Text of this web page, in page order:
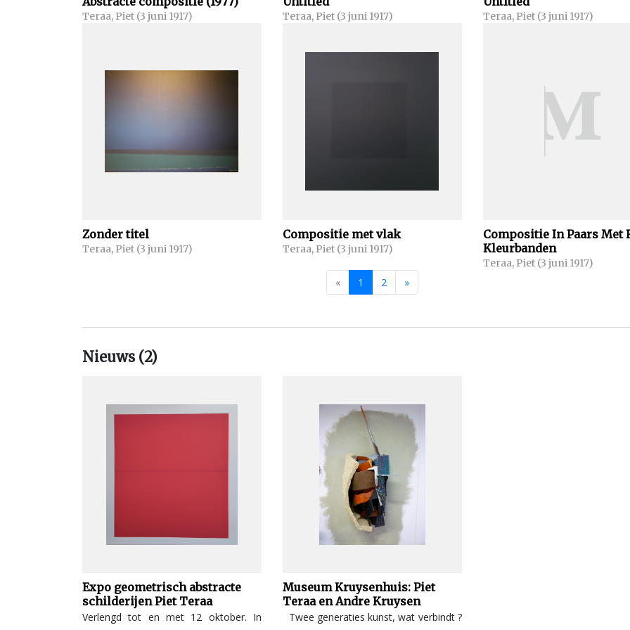
Teraa, Piet (3 juni 1917) Teraa, Piet (3 juni 1917) Teraa, Piet (3 juni 1917)
Zonder titel
Teraa, Piet (3 juni 1917)
Compositie met vlak
Teraa, Piet (3 juni 1917)
Compositie In Paars Met
Kleurbanden
Teraa, Piet (3 juni 1917)
« 1 2 »
Nieuws (2)
Expo geometrisch abstracte
schilderijen Piet Teraa
Verlengd tot en met 12 oktober. In
Museum Kruysenhuis: Piet
Teraa en Andre Kruysen
Twee generaties kunst, wat verbindt ?